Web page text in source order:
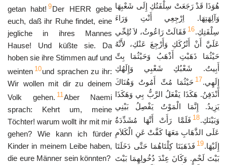
getan habt! 9Der HERR gebe
euch, daß ihr Ruhe findet, eine
jegliche in ihres Mannes
Hause! Und küßte sie. Da
hoben sie ihre Stimmen auf und
weinten 10und sprachen zu ihr:
Wir wollen mit dir zu deinem
Volk gehen. 11Aber Naemi
sprach: Kehrt um, meine
Töchter! warum wollt ihr mit mir
gehen? Wie kann ich fürder
Kinder in meinem Leibe haben,
die eure Männer sein könnten?
هُوَذَا قَدْ رَجَعَتْ سِلْفَتُكِ إِلَى شَعْبِهَا
وَآلِهَتِهَا. اِرْجِعِي أَنْتِ وَرَاءَ
سِلْفَتِكِ.16 فَقَالَتْ رَاعُوثُ، لاَ تُلِحِّي
عَلَيَّ أَنْ أَتْرُكَكِ وَأَرْجِعَ عَنْكِ، لأَنَّهُ
حَيْثُمَا ذَهَبْتِ أَذْهَبُ وَحَيْثُمَا بِتِّ
أَبِيتُ. شَعْبُكِ شَعْبِي وَإِلَهُكِ
إِلَهِي.17 حَيْثُمَا مُتِّ أَمُوتُ وَهُنَاكَ
أَنْدَفِنُ. هَكَذَا يَفْعَلُ الرَّبُّ بِي وَهَكَذَا
يَزِيدُ. إِنَّمَا الْمَوْتُ يَفْصِلُ بَيْنِي
وَبَيْنَكِ.18 فَلَمَّا رَأَتْ أَنَّهَا مُشَدِّدَةٌ
عَلَى الذَّهَابِ مَعَهَا كَفَّتْ عَنِ الْكَلاَمِ
إِلَيْهَا.19 فَذَهَبَتَا كِلْتَاهُمَا حَتَّى دَخَلَتَا
بَيْتَ لَحْمٍ. وَكَانَ عِنْدَ دُخُولِهِمَا بَيْتَ